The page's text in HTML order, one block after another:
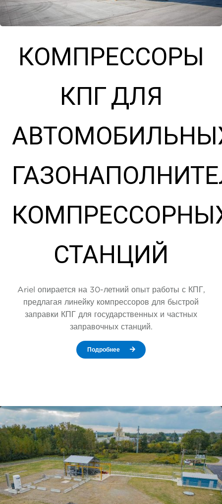
КОМПРЕССОРЫ
КПГ ДЛЯ
СТАНЦИЙ
Ariel опирается на 30-летний опыт работы с КПГ,
предлагая линейку компрессоров для быстрой
заправки КПГ для государственных и частных
заправочных станций.
Подробнее